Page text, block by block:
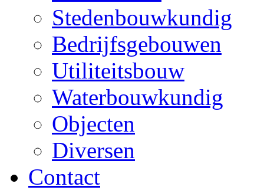
Stedenbouwkundig
Bedrijfsgebouwen
Utiliteitsbouw
Waterbouwkundig
Objecten
Diversen
Contact